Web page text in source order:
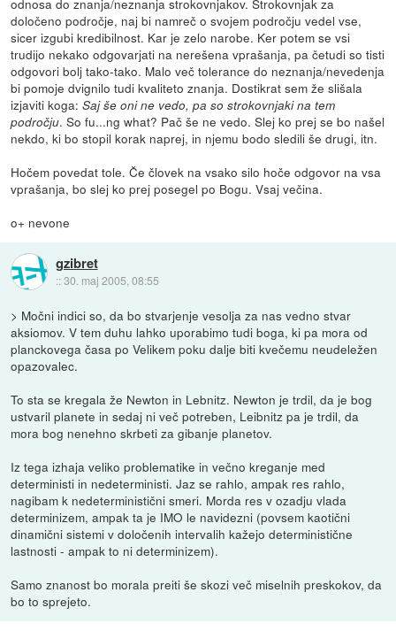
odnosa do znanja/neznanja strokovnjakov. Strokovnjak za
določeno področje, naj bi namreč o svojem področju vedel vse,
sicer izgubi kredibilnost. Kar je zelo narobe. Ker potem se vsi
trudijo nekako odgovarjati na nerešena vprašanja, pa četudi so tisti
odgovori bolj tako-tako. Malo več tolerance do neznanja/nevedenja
bi pomoje dvignilo tudi kvaliteto znanja. Dostikrat sem že slišala
izjaviti koga:Saj še oni ne vedo, pa so strokovnjaki na tem
področju. So fu...ng what? Pač še ne vedo. Slej ko prej se bo našel
nekdo, ki bo stopil korak naprej, in njemu bodo sledili še drugi, itn.
Hočem povedat tole. Če človek na vsako silo hoče odgovor na vsa
vprašanja, bo slej ko prej posegel po Bogu. Vsaj večina.
o+ nevone
gzibret
::30. maj 2005, 08:55
> Močni indici so, da bo stvarjenje vesolja za nas vedno stvar
aksiomov. V tem duhu lahko uporabimo tudi boga, ki pa mora od
planckovega časa po Velikem poku dalje biti kvečemu neudeležen
opazovalec.
To sta se kregala že Newton in Lebnitz. Newton je trdil, da je bog
ustvaril planete in sedaj ni več potreben, Leibnitz pa je trdil, da
mora bog nenehno skrbeti za gibanje planetov.
Iz tega izhaja veliko problematike in večno kreganje med
deterministi in nedeterministi. Jaz se rahlo, ampak res rahlo,
nagibam k nedeterministični smeri. Morda res v ozadju vlada
determinizem, ampak ta je IMO le navidezni (povsem kaotični
dinamični sistemi v določenih intervalih kažejo deterministične
lastnosti - ampak to ni determinizem).
Samo znanost bo morala preiti še skozi več miselnih preskokov, da
bo to sprejeto.